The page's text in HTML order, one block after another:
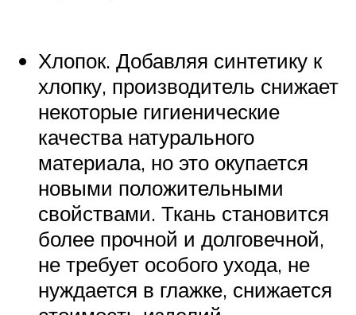
Хлопок. Добавляя синтетику к
хлопку, производитель снижает
некоторые гигиенические
качества натурального
материала, но это окупается
новыми положительными
свойствами. Ткань становится
более прочной и долговечной,
не требует особого ухода, не
нуждается в глажке, снижается